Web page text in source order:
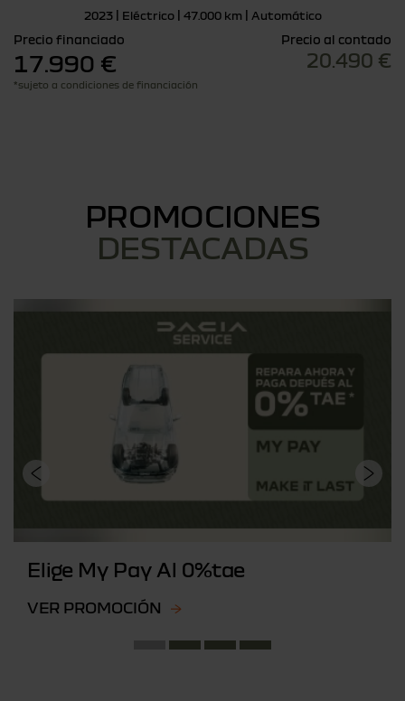
2023 | Eléctrico | 47.000 km | Automático
Precio financiado
17.990 €
*sujeto a condiciones de financiación
Precio al contado
20.490 €
PROMOCIONES
DESTACADAS
Elige My Pay Al 0%tae
VER PROMOCIÓN